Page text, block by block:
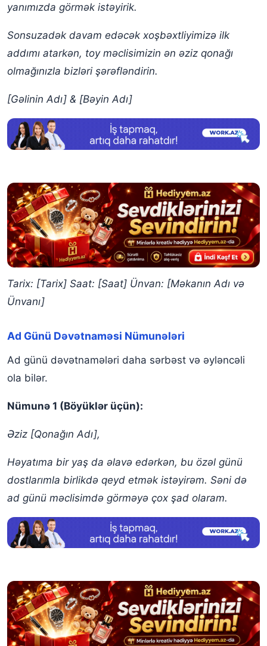
yanımızda görmək istəyirik.
Sonsuzadək davam edəcək xoşbəxtliyimizə ilk
addımı atarkən, toy məclisimizin ən əziz qonağı
olmağınızla bizləri şərəfləndirin.
[Gəlinin Adı] & [Bəyin Adı]
Tarix: [Tarix] Saat: [Saat] Ünvan: [Məkanın Adı və
Ünvanı]
Ad Günü Dəvətnaməsi Nümunələri
Ad günü dəvətnamələri daha sərbəst və əyləncəli
ola bilər.
Nümunə 1 (Böyüklər üçün):
Əziz [Qonağın Adı],
Həyatıma bir yaş da əlavə edərkən, bu özəl günü
dostlarımla birlikdə qeyd etmək istəyirəm. Səni də
ad günü məclisimdə görməyə çox şad olaram.